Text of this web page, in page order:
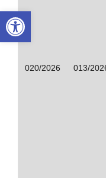
020/2026 013/
Abrir a